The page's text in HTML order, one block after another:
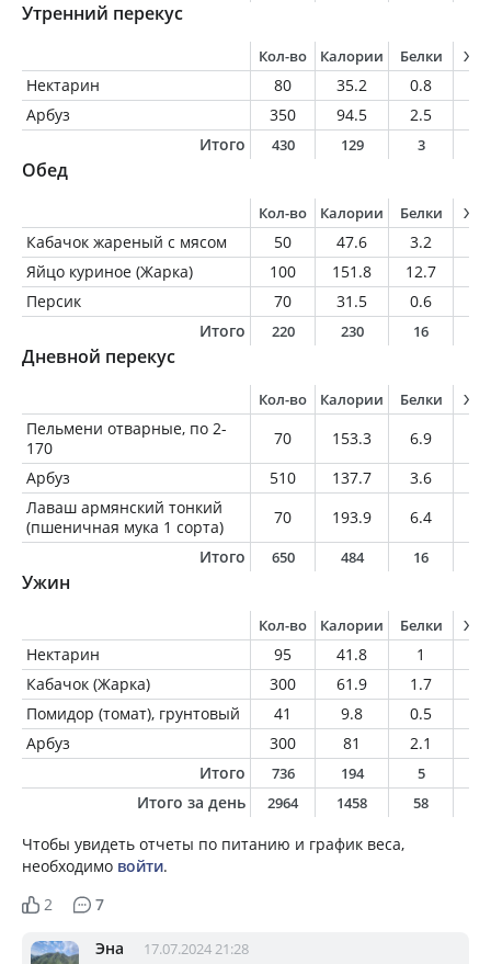
Утренний перекус
Кол-во Калории Белки
Нектарин 80 35.2 0.8
Арбуз
350 94.5 2.5
Итого
430 129 3
Обед
Кол-во Калории Белки
Кабачок жареный с мясом 50 47.6 3.2
Яйцо куриное (Жарка)
100 151.8 12.7
Персик
70 31.5 0.6
Итого
220 230 16
Дневной перекус
Кол-во Калории Белки
Пельмени отварные, по 2-
170
70 153.3 6.9
Арбуз
510 137.7 3.6
Лаваш армянский тонкий
(пшеничная мука 1 сорта)
70 193.9 6.4
Итого
650 484 16
Ужин
Кол-во Калории Белки
Нектарин 95 41.8 1
Кабачок (Жарка)
300 61.9 1.7
Помидор (томат), грунтовый
41 9.8 0.5
Арбуз
300 81 2.1
Итого
736 194 5
Итого за день 2964 1458 58
Чтобы увидеть отчеты по питанию и график веса,
необходимо войти.
2
7
Эна 17.07.2024 21:28